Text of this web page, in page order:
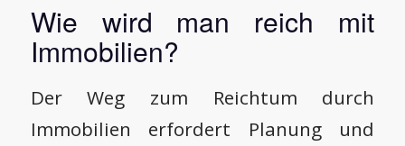
Wie wird man reich mit
Immobilien?
Der Weg zum Reichtum durch
Immobilien erfordert Planung und